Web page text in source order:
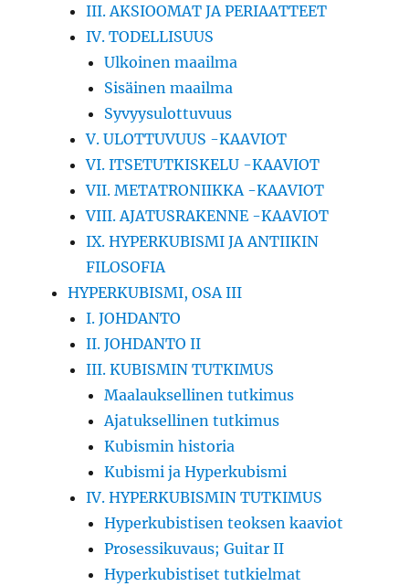
III. AKSIOOMAT JA PERIAATTEET
IV. TODELLISUUS
Ulkoinen maailma
Sisäinen maailma
Syvyysulottuvuus
V. ULOTTUVUUS -KAAVIOT
VI. ITSETUTKISKELU -KAAVIOT
VII. METATRONIIKKA -KAAVIOT
VIII. AJATUSRAKENNE -KAAVIOT
IX. HYPERKUBISMI JA ANTIIKIN
FILOSOFIA
HYPERKUBISMI, OSA III
I. JOHDANTO
II. JOHDANTO II
III. KUBISMIN TUTKIMUS
Maalauksellinen tutkimus
Ajatuksellinen tutkimus
Kubismin historia
Kubismi ja Hyperkubismi
IV. HYPERKUBISMIN TUTKIMUS
Hyperkubistisen teoksen kaaviot
Prosessikuvaus; Guitar II
Hyperkubistiset tutkielmat